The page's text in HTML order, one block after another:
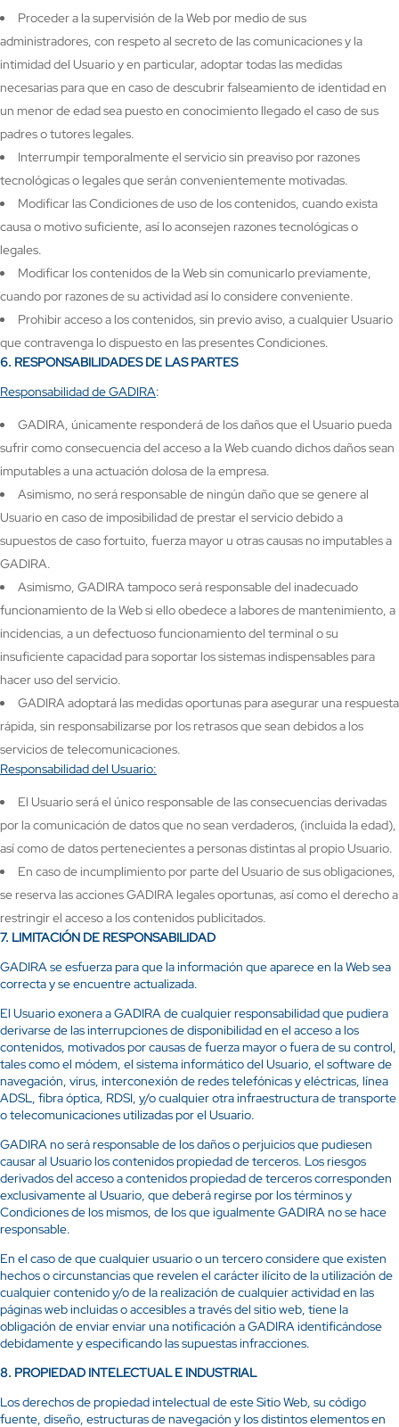
Proceder a la supervisión de la Web por medio de sus
administradores, con respeto al secreto de las comunicaciones y la
intimidad del Usuario y en particular, adoptar todas las medidas
necesarias para que en caso de descubrir falseamiento de identidad en
un menor de edad sea puesto en conocimiento llegado el caso de sus
padres o tutores legales.
Interrumpir temporalmente el servicio sin preaviso por razones
tecnológicas o legales que serán convenientemente motivadas.
Modificar las Condiciones de uso de los contenidos, cuando exista
causa o motivo suficiente, así lo aconsejen razones tecnológicas o
legales.
Modificar los contenidos de la Web sin comunicarlo previamente,
cuando por razones de su actividad así lo considere conveniente.
Prohibir acceso a los contenidos, sin previo aviso, a cualquier Usuario
que contravenga lo dispuesto en las presentes Condiciones.
6. RESPONSABILIDADES DE LAS PARTES
Responsabilidad de GADIRA:
GADIRA, únicamente responderá de los daños que el Usuario pueda
sufrir como consecuencia del acceso a la Web cuando dichos daños sean
imputables a una actuación dolosa de la empresa.
Asimismo, no será responsable de ningún daño que se genere al
Usuario en caso de imposibilidad de prestar el servicio debido a
supuestos de caso fortuito, fuerza mayor u otras causas no imputables a
GADIRA.
Asimismo, GADIRA tampoco será responsable del inadecuado
funcionamiento de la Web si ello obedece a labores de mantenimiento, a
incidencias, a un defectuoso funcionamiento del terminal o su
insuficiente capacidad para soportar los sistemas indispensables para
hacer uso del servicio.
GADIRA adoptará las medidas oportunas para asegurar una respuesta
rápida, sin responsabilizarse por los retrasos que sean debidos a los
servicios de telecomunicaciones.
Responsabilidad del Usuario:
El Usuario será el único responsable de las consecuencias derivadas
por la comunicación de datos que no sean verdaderos, (incluida la edad),
así como de datos pertenecientes a personas distintas al propio Usuario.
En caso de incumplimiento por parte del Usuario de sus obligaciones,
se reserva las acciones GADIRA legales oportunas, así como el derecho a
restringir el acceso a los contenidos publicitados.
7. LIMITACIÓN DE RESPONSABILIDAD
GADIRA se esfuerza para que la información que aparece en la Web sea
correcta y se encuentre actualizada.
El Usuario exonera a GADIRA de cualquier responsabilidad que pudiera
derivarse de las interrupciones de disponibilidad en el acceso a los
contenidos, motivados por causas de fuerza mayor o fuera de su control,
tales como el módem, el sistema informático del Usuario, el software de
navegación, virus, interconexión de redes telefónicas y eléctricas, línea
ADSL, fibra óptica, RDSI, y/o cualquier otra infraestructura de transporte
o telecomunicaciones utilizadas por el Usuario.
GADIRA no será responsable de los daños o perjuicios que pudiesen
causar al Usuario los contenidos propiedad de terceros. Los riesgos
derivados del acceso a contenidos propiedad de terceros corresponden
exclusivamente al Usuario, que deberá regirse por los términos y
Condiciones de los mismos, de los que igualmente GADIRA no se hace
responsable.
En el caso de que cualquier usuario o un tercero considere que existen
hechos o circunstancias que revelen el carácter ilícito de la utilización de
cualquier contenido y/o de la realización de cualquier actividad en las
páginas web incluidas o accesibles a través del sitio web, tiene la
obligación de enviar enviar una notificación a GADIRA identificándose
debidamente y especificando las supuestas infracciones.
8. PROPIEDAD INTELECTUAL E INDUSTRIAL
Los derechos de propiedad intelectual de este Sitio Web, su código
fuente, diseño, estructuras de navegación y los distintos elementos en